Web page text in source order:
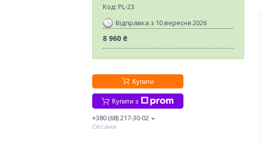
Код: PL-23
Відправка з 10 вересня 2026
8 960 ₴
Купити
Купити з
+380 (68) 217-30-02
Оксана